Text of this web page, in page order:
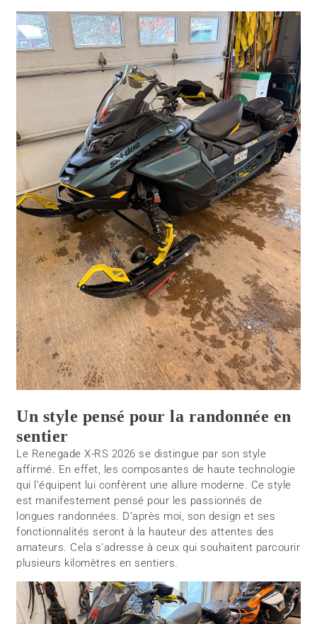
Un style pensé pour la randonnée en
sentier
Le Renegade X-RS 2026 se distingue par son style
affirmé. En effet, les composantes de haute technologie
qui l’équipent lui confèrent une allure moderne. Ce style
est manifestement pensé pour les passionnés de
longues randonnées. D’après moi, son design et ses
fonctionnalités seront à la hauteur des attentes des
amateurs. Cela s’adresse à ceux qui souhaitent parcourir
plusieurs kilomètres en sentiers.